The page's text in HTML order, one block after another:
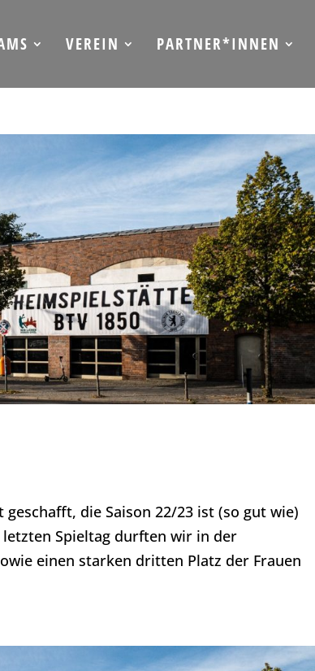
VEREIN PARTNER*INNEN
die Saison 22/23 ist (so gut wie)
Spieltag durften wir in der
einen starken dritten Platz der Frauen